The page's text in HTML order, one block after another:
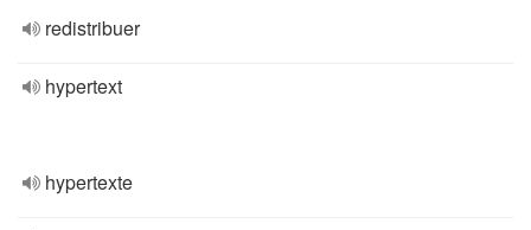
redistribuer
hypertext
hypertexte